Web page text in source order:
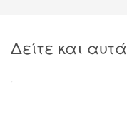
Δείτε και αυτά